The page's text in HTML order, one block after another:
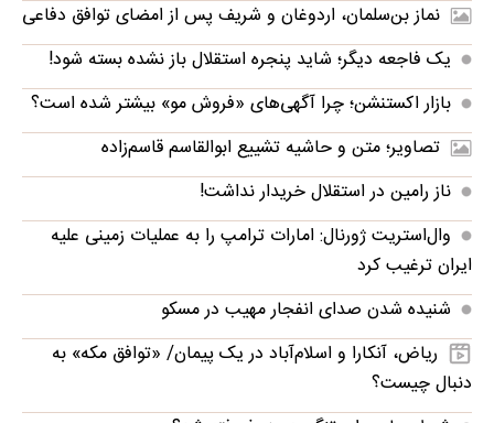
نماز بن‌سلمان، اردوغان و شریف پس از امضای توافق دفاعی
یک فاجعه دیگر؛ شاید پنجره استقلال باز نشده بسته شود!
بازار اکستنشن؛ چرا آگهی‌های «فروش مو» بیشتر شده است؟
تصاویر؛ متن و حاشیه تشییع ابوالقاسم قاسم‌زاده
ناز رامین در استقلال خریدار نداشت!
وال‌استریت ژورنال: امارات ترامپ را به عملیات زمینی علیه
ایران ترغیب کرد
شنیده شدن صدای انفجار مهیب در مسکو
ریاض، آنکارا و اسلام‌آباد در یک پیمان/ «توافق مکه» به
دنبال چیست؟